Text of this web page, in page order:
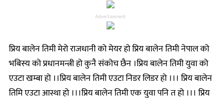
Advertisement
प्रिय बालेन तिमी मेरो राजधानी को मेयर हो प्रिय बालेन तिमी नेपाल को
भबिस्य को प्रधानमन्त्री हो कुनै संकोच छैन ।प्रिय बालेन तिमी युवा को
एउटा खम्बा हो ।।प्रिय बालेन तिमी एउटा निडर लिडर हो ।।। प्रिय बालेन
तिमि एउटा आस्था हो ।।।प्रिय बालेन तिमी एक युवा पनि त हो ।।। प्रिय